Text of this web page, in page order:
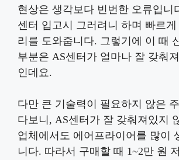
현상은 생각보다 빈번한 오류입니
센터 입고시 그러려니 하며 빠르
리를 도와줍니다. 그렇기에 이 때
부분은 AS센터가 얼마나 잘 갖춰
인데요.
다만 큰 기술력이 필요하지 않은
다보니, AS센터가 잘 갖춰져있지
업체에서도 에어프라이어를 많이
니다. 따라서 구매할 때 1~2만 원